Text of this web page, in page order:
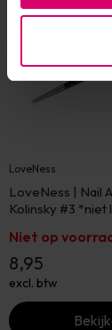
LoveNess
LoveNess | Nail
Kolinsky #3
Niet op
8,95
excl. btw